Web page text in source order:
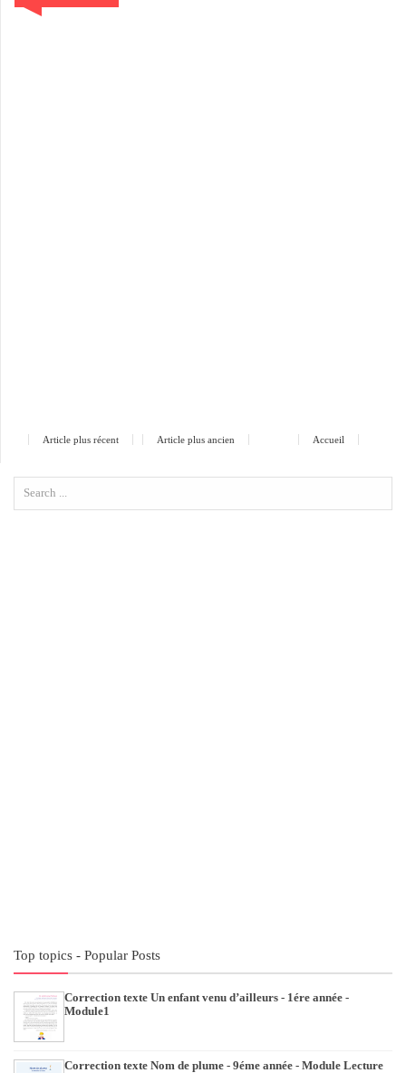
Article plus récent Article plus ancien Accueil
Top topics - Popular Posts
Correction texte Un enfant venu d’ailleurs - 1ére année -
Module1
Correction texte Nom de plume - 9éme année - Module Lecture